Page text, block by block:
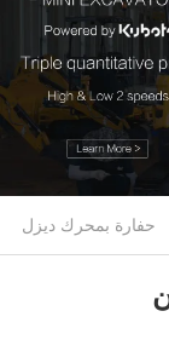
حفارة بمحرك ديزل